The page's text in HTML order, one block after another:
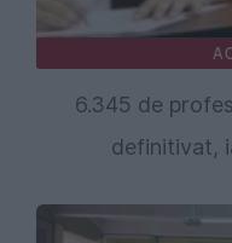
6.345 de
definitivat,